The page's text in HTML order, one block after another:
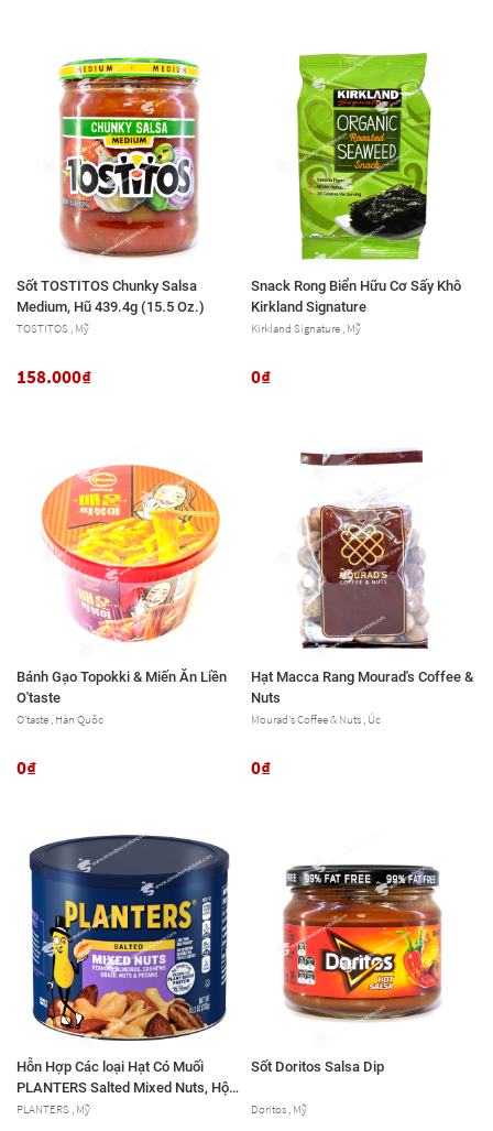
Sốt TOSTITOS Chunky Salsa
Medium, Hũ 439.4g (15.5 Oz.)
TOSTITOS , Mỹ
158.000₫
Snack Rong Biển Hữu Cơ Sấy Khô
Kirkland Signature
Kirkland Signature , Mỹ
0₫
Bánh Gạo Topokki & Miến Ăn Liền
O'taste
O'taste , Hàn Quốc
0₫
Hạt Macca Rang Mourad's Coffee &
Nuts
Mourad's Coffee & Nuts , Úc
0₫
Hỗn Hợp Các loại Hạt Có Muối
PLANTERS Salted Mixed Nuts, Hộp
292g (10.3 Oz.)
PLANTERS , Mỹ
Sốt Doritos Salsa Dip
Doritos , Mỹ